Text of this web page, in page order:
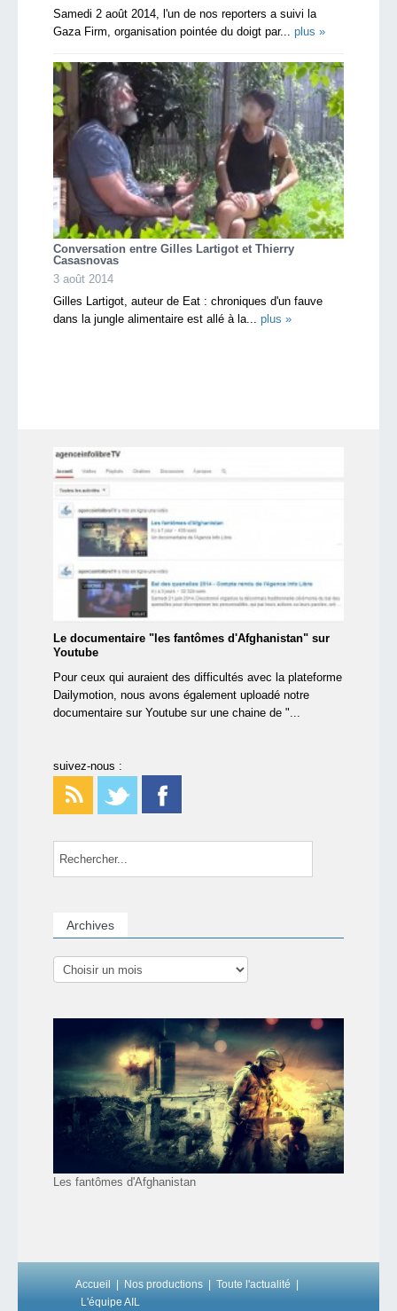
Samedi 2 août 2014, l'un de nos reporters a suivi la
Gaza Firm, organisation pointée du doigt par... plus »
Conversation entre Gilles Lartigot et Thierry
Casasnovas
3 août 2014
Gilles Lartigot, auteur de Eat : chroniques d'un fauve
dans la jungle alimentaire est allé à la... plus »
Le documentaire "les fantômes d'Afghanistan" sur
Youtube
Pour ceux qui auraient des difficultés avec la plateforme
Dailymotion, nous avons également uploadé notre
documentaire sur Youtube sur une chaine de "...
suivez-nous :
Archives
Les fantômes d'Afghanistan
Accueil Nos productions
Toute l'actualité
L'équipe AIL